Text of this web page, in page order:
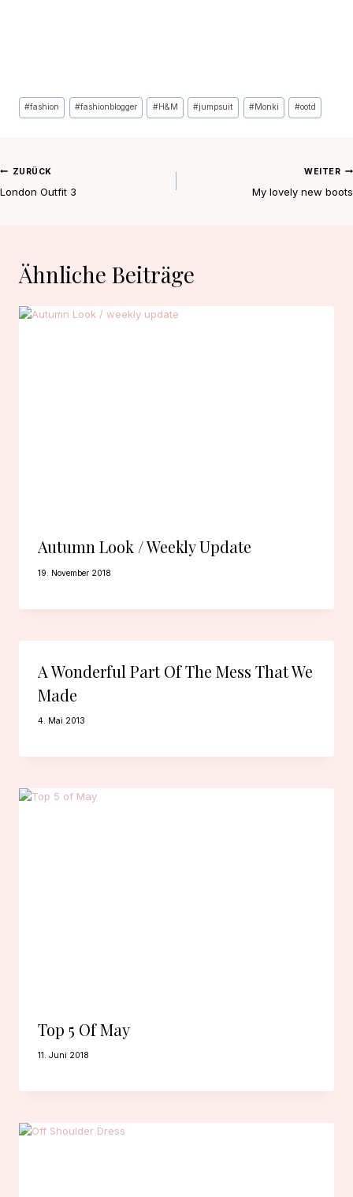
Schlagworte:
#fashion #fashionblogger #H&M #jumpsuit #Monki #ootd
Beitragsnavigation
ZURÜCK
London Outfit 3
WEITER
My lovely new boots
Ähnliche Beiträge
Autumn Look / Weekly Update
19. November 2018
A Wonderful Part Of The Mess That We
Made
4. Mai 2013
Top 5 Of May
11. Juni 2018